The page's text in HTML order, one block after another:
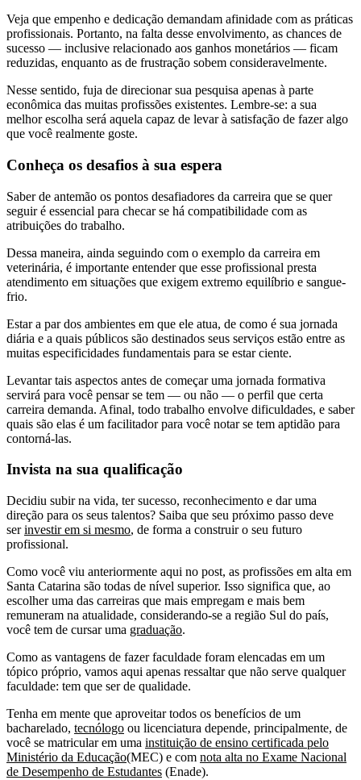
Veja que empenho e dedicação demandam afinidade com as práticas
profissionais. Portanto, na falta desse envolvimento, as chances de
sucesso — inclusive relacionado aos ganhos monetários — ficam
reduzidas, enquanto as de frustração sobem consideravelmente.
Nesse sentido, fuja de direcionar sua pesquisa apenas à parte
econômica das muitas profissões existentes. Lembre-se: a sua
melhor escolha será aquela capaz de levar à satisfação de fazer algo
que você realmente goste.
Conheça os desafios à sua espera
Saber de antemão os pontos desafiadores da carreira que se quer
seguir é essencial para checar se há compatibilidade com as
atribuições do trabalho.
Dessa maneira, ainda seguindo com o exemplo da carreira em
veterinária, é importante entender que esse profissional presta
atendimento em situações que exigem extremo equilíbrio e sangue-
frio.
Estar a par dos ambientes em que ele atua, de como é sua jornada
diária e a quais públicos são destinados seus serviços estão entre as
muitas especificidades fundamentais para se estar ciente.
Levantar tais aspectos antes de começar uma jornada formativa
servirá para você pensar se tem — ou não — o perfil que certa
carreira demanda. Afinal, todo trabalho envolve dificuldades, e saber
quais são elas é um facilitador para você notar se tem aptidão para
contorná-las.
Invista na sua qualificação
Decidiu subir na vida, ter sucesso, reconhecimento e dar uma
direção para os seus talentos? Saiba que seu próximo passo deve
serinvestir em si mesmo, de forma a construir o seu futuro
profissional.
Como você viu anteriormente aqui no post, as profissões em alta em
Santa Catarina são todas de nível superior. Isso significa que, ao
escolher uma das carreiras que mais empregam e mais bem
remuneram na atualidade, considerando-se a região Sul do país,
você tem de cursar uma graduação.
Como as vantagens de fazer faculdade foram elencadas em um
tópico próprio, vamos aqui apenas ressaltar que não serve qualquer
faculdade: tem que ser de qualidade.
Tenha em mente que aproveitar todos os benefícios de um
bacharelado, tecnólogo ou licenciatura depende, principalmente, de
você se matricular em uma instituição de ensino certificada pelo
Ministério da Educação(MEC) e com nota alta no Exame Nacional
de Desempenho de Estudantes (Enade).